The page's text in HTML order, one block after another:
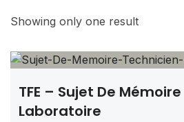
Showing only one result
TFE – Sujet De
Laboratoire